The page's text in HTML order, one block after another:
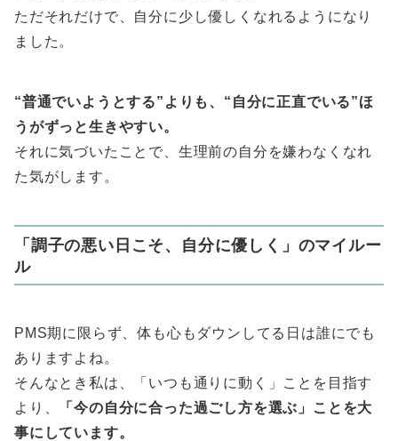
ただそれだけで、自分に少し優しくなれるようになり
ました。
“普通でいようとする”よりも、“自分に正直でいる”ほ
うがずっと生きやすい。
それに気づいたことで、生理前の自分を嫌わなくなれ
た気がします。
「調子の悪い日こそ、自分に優しく」のマイルー
ル
PMS期に限らず、体も心もダウンしてる日は誰にでも
ありますよね。
そんなとき私は、「いつも通りに動く」ことを目指す
より、
「今の自分に合った過ごし方を選ぶ」ことを大
事にしています。